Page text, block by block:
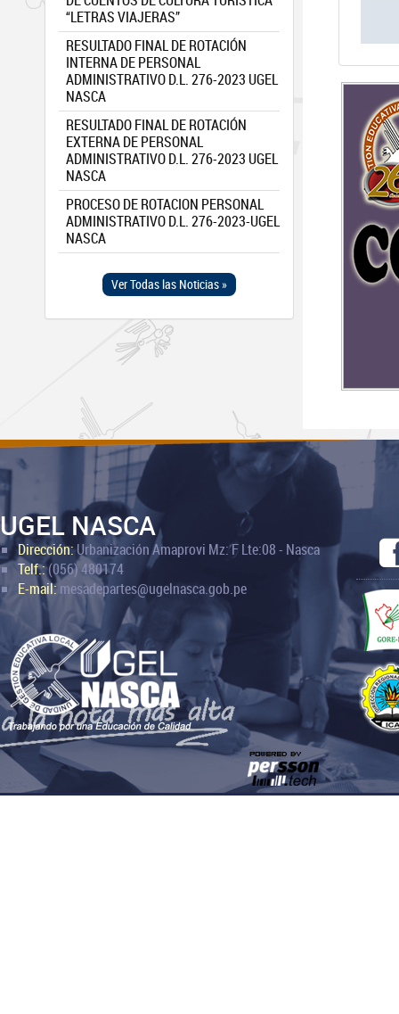
“LETRAS VIAJERAS”
RESULTADO FINAL DE ROTACIÓN
INTERNA DE PERSONAL
ADMINISTRATIVO D.L. 276-2023 UGEL
NASCA
RESULTADO FINAL DE ROTACIÓN
EXTERNA DE PERSONAL
ADMINISTRATIVO D.L. 276-2023 UGEL
NASCA
PROCESO DE ROTACION PERSONAL
ADMINISTRATIVO D.L. 276-2023-UGEL
NASCA
Ver Todas las Noticias »
UGEL NASCA
Dirección:Urbanización Amaprovi Mz: F Lte:08 - Nasca
Telf.:(056) 480174
E-mail:mesadepartes@ugelnasca.gob.pe